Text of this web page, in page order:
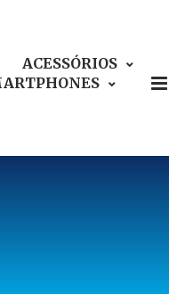
ACESSÓRIOS